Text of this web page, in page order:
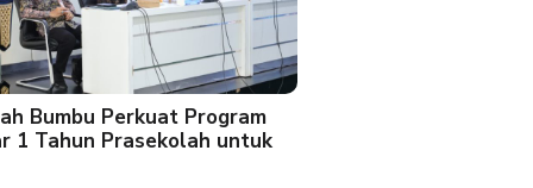
Bumbu Perkuat Program
1 Tahun Prasekolah untuk